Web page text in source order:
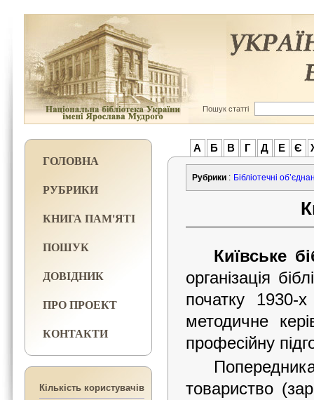
Пошук статті
ГОЛОВНА
РУБРИКИ
КНИГА ПАМ'ЯТІ
ПОШУК
ДОВІДНИК
ПРО ПРОЕКТ
КОНТАКТИ
Кількість користувачів
А Б В Г Д Е Є
Рубрики : Бібліотечні
Київське
організація
початку 1930-
методичне
професійну
товариство